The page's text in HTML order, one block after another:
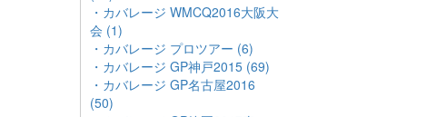
・カバレージ WMCQ2016大阪大
会 (1)
・カバレージ プロツアー (6)
・カバレージ GP神戸2015 (69)
・カバレージ GP名古屋2016
(50)